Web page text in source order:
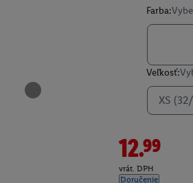
Farba:
Veľkosť:
XS
12.99
vrát. DPH
Doručenie